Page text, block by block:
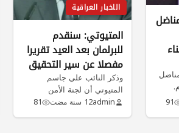
91
الاخبار العراقية
المتيوتي: سنقدم
للبرلمان بعد العيد تقريرا
مفصلا عن سير التحقيق
في مجزرة الصقلاوية
وذكر النائب علي جاسم
المتيوتي أن لجنة الأمن
والدفاع التي تحقق حاليا في
قضية…
admin12 سنة مضت 81